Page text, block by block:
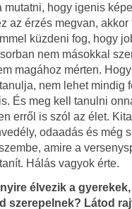
mutatni, hogy igenis
az érzés megvan, akkor
küzdeni fog, hogy
nem másokkal
magához mérten. Hogy
nem lehet mindig
És meg kell tanulni
erről is szól az élet.
odaadás és még
amire a
Hálás vagyok érte.
élvezik a
szerepelnek? Látod